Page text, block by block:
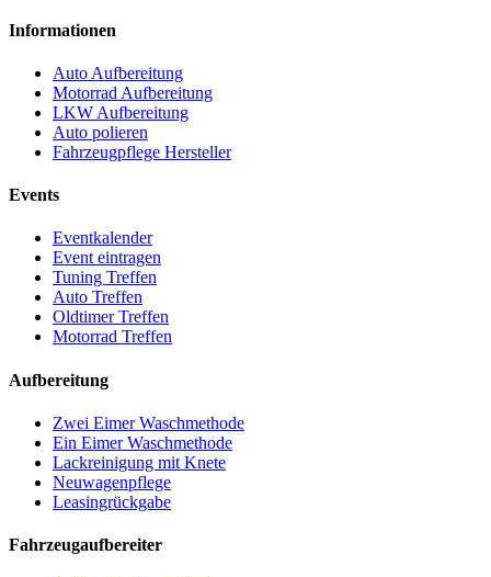
Informationen
Auto Aufbereitung
Motorrad Aufbereitung
LKW Aufbereitung
Auto polieren
Fahrzeugpflege Hersteller
Events
Eventkalender
Event eintragen
Tuning Treffen
Auto Treffen
Oldtimer Treffen
Motorrad Treffen
Aufbereitung
Zwei Eimer Waschmethode
Ein Eimer Waschmethode
Lackreinigung mit Knete
Neuwagenpflege
Leasingrückgabe
Fahrzeugaufbereiter